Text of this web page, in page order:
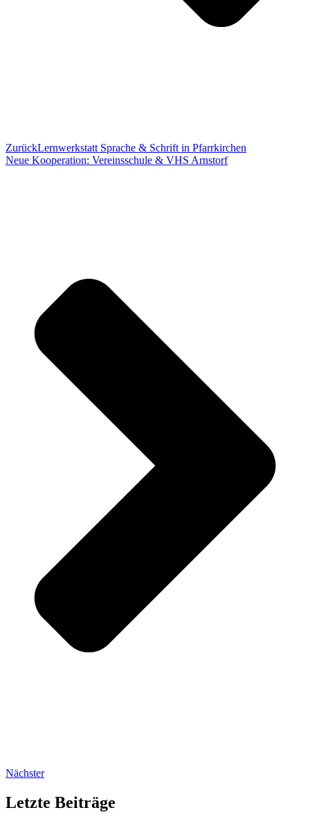
ZurückLernwerkstatt Sprache & Schrift in Pfarrkirchen
Neue Kooperation: Vereinsschule & VHS Arnstorf
Nächster
Letzte Beiträge